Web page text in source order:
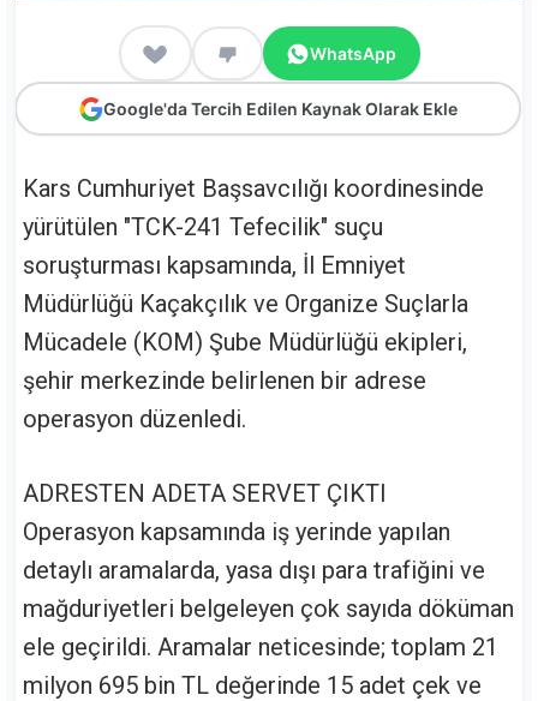
WhatsApp
Google'da Tercih Edilen Kaynak Olarak Ekle
Kars Cumhuriyet Başsavcılığı koordinesinde
yürütülen "TCK-241 Tefecilik" suçu
soruşturması kapsamında, İl Emniyet
Müdürlüğü Kaçakçılık ve Organize Suçlarla
Mücadele (KOM) Şube Müdürlüğü ekipleri,
şehir merkezinde belirlenen bir adrese
operasyon düzenledi.
ADRESTEN ADETA SERVET ÇIKTI
Operasyon kapsamında iş yerinde yapılan
detaylı aramalarda, yasa dışı para trafiğini ve
mağduriyetleri belgeleyen çok sayıda döküman
ele geçirildi. Aramalar neticesinde; toplam 21
milyon 695 bin TL değerinde 15 adet çek ve